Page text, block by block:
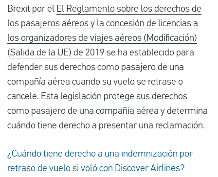
Brexit por el El Reglamento sobre los derechos de
los pasajeros aéreos y la concesión de licencias a
los organizadores de viajes aéreos (Modificación)
(Salida de la UE) de 2019 se ha establecido para
defender sus derechos como pasajero de una
compañía aérea cuando su vuelo se retrase o
cancele. Esta legislación protege sus derechos
como pasajero de una compañía aérea y determina
cuándo tiene derecho a presentar una reclamación.
¿Cuándo tiene derecho a una indemnización por
retraso de vuelo si voló con Discover Airlines?